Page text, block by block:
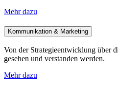
Mehr dazu
Kommunikation & Marketing
Von der Strategieentwicklung über
gesehen und verstanden werden.
Mehr dazu